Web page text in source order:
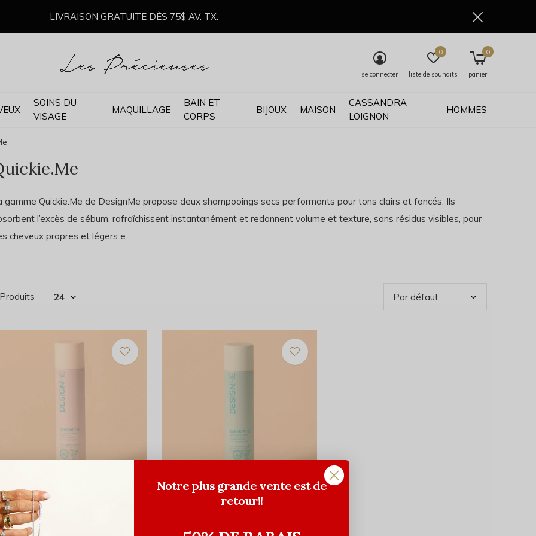
SOINS DU
VISAGE
MAQUILLAGE
BAIN ET
CORPS
BIJOUX MAISON
CASSANDRA
LOIGNON
HOMMES
se connecter liste de souhaits
0
panier
0
LIVRAISON GRATUITE DÈS 75$ AV. TX.
gamme Quickie.Me de DesignMe propose deux shampooings secs performants pour tons clairs et foncés. Ils
l’excès de sébum, rafraîchissent instantanément et redonnent volume et texture, sans résidus visibles, pour
cheveux propres et légers e
Hair
sec pour les tons clairs
Notre plus grande vente est de
retour!!